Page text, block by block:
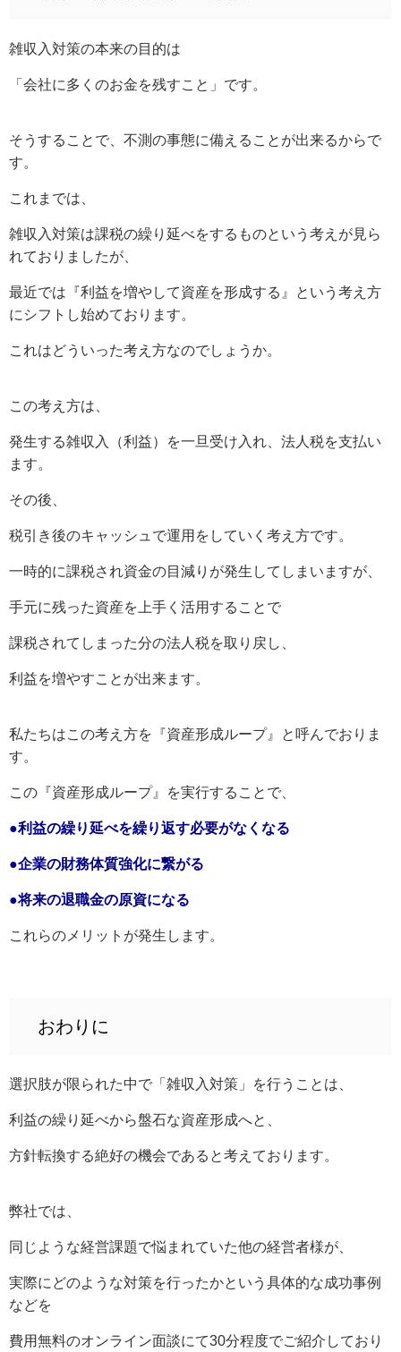
雑収入対策の本来の目的は
「会社に多くのお金を残すこと」です。
そうすることで、不測の事態に備えることが出来るからで
す。
これまでは、
雑収入対策は課税の繰り延べをするものという考えが見ら
れておりましたが、
最近では『利益を増やして資産を形成する』という考え方
にシフトし始めております。
これはどういった考え方なのでしょうか。
この考え方は、
発生する雑収入（利益）を一旦受け入れ、法人税を支払い
ます。
その後、
税引き後のキャッシュで運用をしていく考え方です。
一時的に課税され資金の目減りが発生してしまいますが、
手元に残った資産を上手く活用することで
課税されてしまった分の法人税を取り戻し、
利益を増やすことが出来ます。
私たちはこの考え方を『資産形成ループ』と呼んでおりま
す。
この『資産形成ループ』を実行することで、
●利益の繰り延べを繰り返す必要がなくなる
●企業の財務体質強化に繋がる
●将来の退職金の原資になる
これらのメリットが発生します。
おわりに
選択肢が限られた中で「雑収入対策」を行うことは、
利益の繰り延べから盤石な資産形成へと、
方針転換する絶好の機会であると考えております。
弊社では、
同じような経営課題で悩まれていた他の経営者様が、
実際にどのような対策を行ったかという具体的な成功事例
などを
費用無料のオンライン面談にて30分程度でご紹介しており